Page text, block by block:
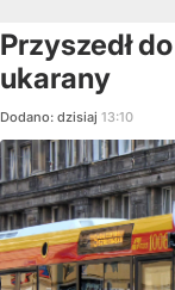
Przyszedł
ukarany
Dodano: dzisiaj 13:10